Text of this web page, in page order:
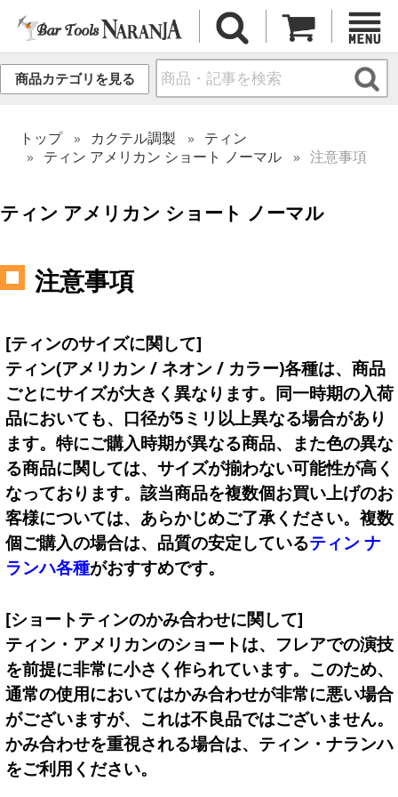
商品カテゴリを見る
トップ カクテル調製
ティン
ティン アメリカン ショート ノーマル
注意事項
ティン アメリカン ショート ノーマル
注意事項
[ティンのサイズに関して]
ティン(アメリカン / ネオン / カラー)各種は、商品
ごとにサイズが大きく異なります。同一時期の入荷
品においても、口径が5ミリ以上異なる場合があり
ます。特にご購入時期が異なる商品、また色の異な
る商品に関しては、サイズが揃わない可能性が高く
なっております。該当商品を複数個お買い上げのお
客様については、あらかじめご了承ください。複数
個ご購入の場合は、品質の安定しているティン ナ
ランハ各種がおすすめです。
[ショートティンのかみ合わせに関して]
ティン・アメリカンのショートは、フレアでの演技
を前提に非常に小さく作られています。このため、
通常の使用においてはかみ合わせが非常に悪い場合
がございますが、これは不良品ではございません。
かみ合わせを重視される場合は、ティン・ナランハ
をご利用ください。